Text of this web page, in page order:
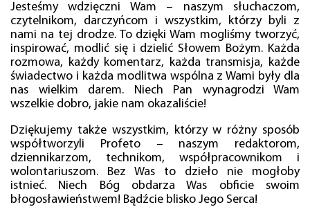
Jesteśmy wdzięczni Wam – naszym słuchaczom,
czytelnikom, darczyńcom i wszystkim, którzy byli z
nami na tej drodze. To dzięki Wam mogliśmy tworzyć,
inspirować, modlić się i dzielić Słowem Bożym. Każda
rozmowa, każdy komentarz, każda transmisja, każde
świadectwo i każda modlitwa wspólna z Wami były dla
nas wielkim darem. Niech Pan wynagrodzi Wam
wszelkie dobro, jakie nam okazaliście!
Dziękujemy także wszystkim, którzy w różny sposób
współtworzyli Profeto – naszym redaktorom,
dziennikarzom, technikom, współpracownikom i
wolontariuszom. Bez Was to dzieło nie mogłoby
istnieć. Niech Bóg obdarza Was obficie swoim
błogosławieństwem! Bądźcie blisko Jego Serca!